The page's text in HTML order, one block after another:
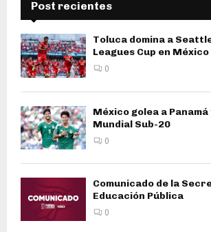
Post recientes
Toluca domina a
Leagues Cup en México
0
México golea a
Mundial Sub-20
0
Comunicado de la
Educación Pública
0